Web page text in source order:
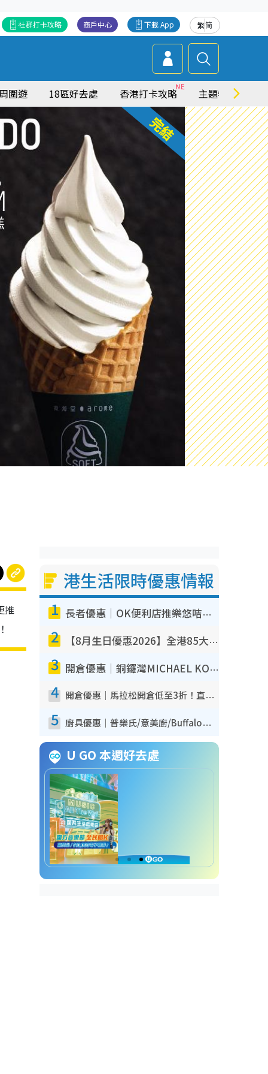
繁简
下載 App
商戶中心
社群打卡攻略
圍遊 18區好去處 香港打卡攻略 主題特集
推
港生活限時優惠情報
1 長者優惠｜OK便利店推樂悠咭優惠！買麵包/牛奶/保健品拍卡即減
2 【8月生日優惠2026】全港85大食買玩著數攻略 自助餐/火鍋放題同行免費＋誠品/DONKI送現金券
3 開倉優惠｜銅鑼灣MICHAEL KORS開倉低至17折！直擊$500起買手袋/銀包/鞋款 必買經典Jet Set系列
4 開倉優惠｜馬拉松開倉低至3折！直擊$99起買adidas／New Balance／Puma鞋款 STANLEY保溫杯劈價至$119起
5 廚具優惠｜普樂氏/意美廚/Buffalo廚具低至3折！$89起買煎鍋／炒鑊／個人鍋 同場小家電激減至$99起
U GO 本週好去處